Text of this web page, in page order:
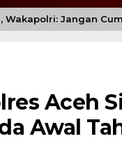
Jangan Cuma
Aceh
Awal